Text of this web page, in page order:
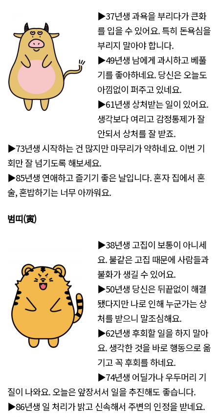
▶37년생 과욕을 부리다가 큰화
를 입을 수 있어요. 특히 돈욕심을
부리지 말아야 합니다.
▶49년생 남에게 과시하고 베풀
기를 좋아하네요. 당신은 오늘도
아낌없이 퍼주고 있네요.
▶61년생 상처받는 일이 있어요.
생각보다 여리고 감정통제가 잘
안되서 상처를 잘 받죠.
▶73년생 시작하는 건 많지만 마무리가 약하네요. 이번 기
회만 잘 넘기도록 해보세요.
▶85년생 연애하고 즐기기 좋은 날입니다. 혼자 집에서 혼
술, 혼밥하기는 너무 아까워요.
범띠(寅)
▶38년생 고집이 보통이 아니세
요. 불같은 고집 때문에 사람들과
불화가 생길 수 있어요.
▶50년생 당신은 뒤끝없이 해결
됐다지만 나로 인해 누군가는 상
처를 받으니 말조심해요.
▶62년생 후회할 일을 하지 말아
요. 생각한 것을 바로 행동으로 옮
기고 꼭 후회를 하네요.
▶74년생 어딜가나 우두머리 기
질이 나와요. 오늘은 앞장서서 일을 추진해도 좋습니다.
▶86년생 일 처리가 밝고 신속해서 주변의 인정을 받네요.